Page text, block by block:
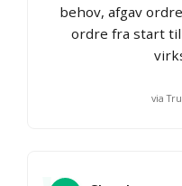
behov, afgav
ordre fra start
via